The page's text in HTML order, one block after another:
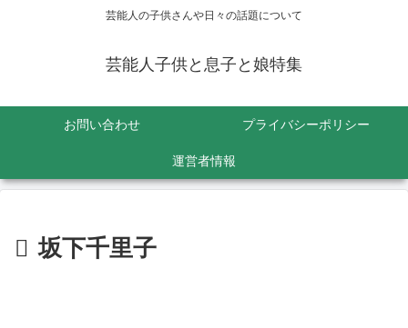
芸能人の子供さんや日々の話題について
芸能人子供と息子と娘特集
お問い合わせ プライバシーポリシー
運営者情報
坂下千里子